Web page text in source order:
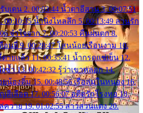
บเดน 2. 00:03:44 น้ำตาอีสาน 3. 00:07:51
00:10:35 น้ำนิ่งไหลลึก 5. 00:13:49 ลานรัก
จำใจจาก 7. 00:20:53 คืนฝนตก 8.
อนยี่ 9. 00:28:47 โสนน้อยเรือนงาม 10.
ายแล้ว 11. 00:35:41 น้ำกรดแช่เย็น 12.
ซ้ำ 13. 00:42:32 รู้ว่าเขาหลอก 14.
น้องติ๋ม 15. 00:48:56 เรือล่มในหนอง 16.
สีเลือด 17. 00:56:07 อดีตรักโรงทอ 18.
ควาย 19. 01:02:55 สาวสวนแตง 20.